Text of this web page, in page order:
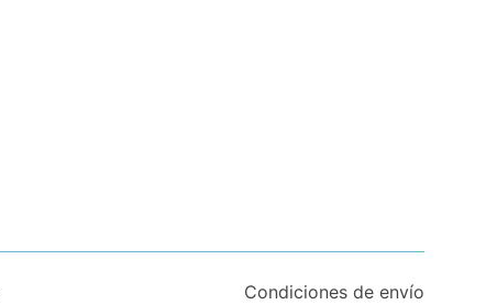
Condiciones de envío